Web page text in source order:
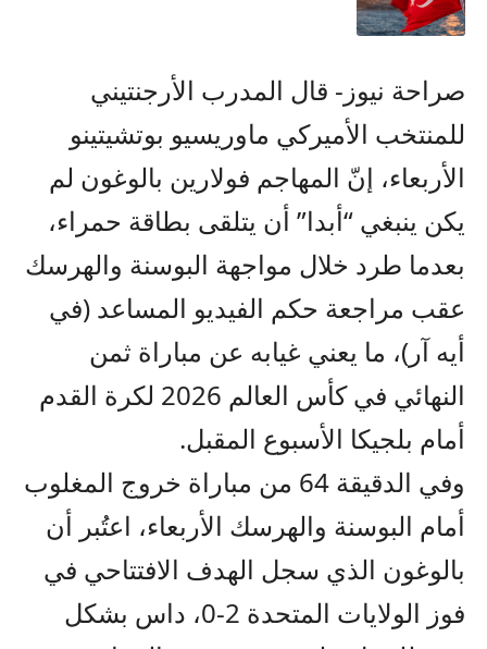
صراحة نيوز- قال المدرب الأرجنتيني
للمنتخب الأميركي ماوريسيو بوتشيتينو
الأربعاء، إنّ المهاجم فولارين بالوغون لم
يكن ينبغي “أبدا” أن يتلقى بطاقة حمراء،
بعدما طرد خلال مواجهة البوسنة والهرسك
عقب مراجعة حكم الفيديو المساعد (في
أيه آر)، ما يعني غيابه عن مباراة ثمن
النهائي في كأس العالم 2026 لكرة القدم
أمام بلجيكا الأسبوع المقبل.
وفي الدقيقة 64 من مباراة خروج المغلوب
أمام البوسنة والهرسك الأربعاء، اعتُبر أن
بالوغون الذي سجل الهدف الافتتاحي في
فوز الولايات المتحدة 2-0، داس بشكل